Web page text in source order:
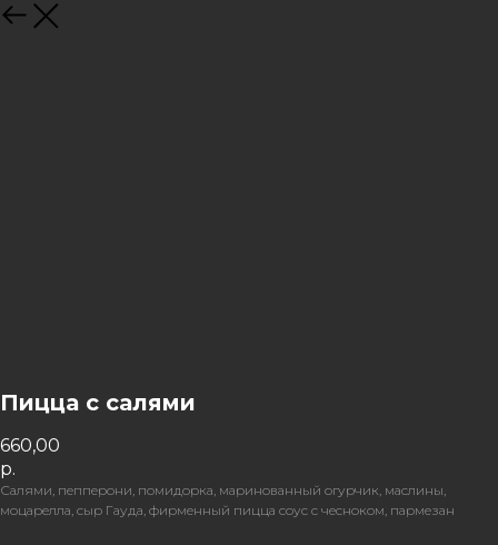
Назад
Пицца с салями
660,00
р.
Салями, пепперони, помидорка, маринованный огурчик, маслины,
моцарелла, сыр Гауда, фирменный пицца соус с чесноком, пармезан